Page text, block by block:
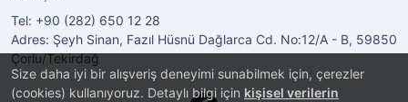
Size daha iyi bir alışveriş deneyimi sunabilmek için, çerezler
(cookies) kullanıyoruz. Detaylı bilgi için kişisel verilerin
Tel: +90 (282) 650 12 28
Adres: Şeyh Sinan, Fazıl Hüsnü Dağlarca Cd. No:12/A - B, 59850
Çorlu/Tekirdağ